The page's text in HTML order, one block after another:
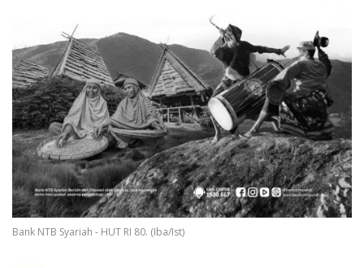
Bank NTB Syariah - HUT RI 80. (Iba/Ist)